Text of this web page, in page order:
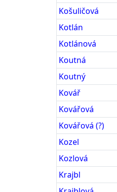
Košuličová
Kotlán
Kotlánová
Koutná
Koutný
Kovář
Kovářová
Kovářová (?)
Kozel
Kozlová
Krajbl